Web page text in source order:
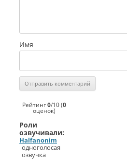
Имя
Рейтинг0/10(0
оценок)
Роли
озвучивали:
Halfanonim
одноголосая
озвучка